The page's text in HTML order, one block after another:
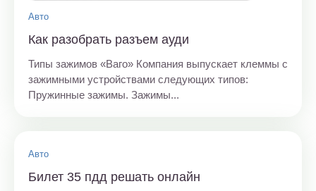
Авто
Как разобрать разъем ауди
Типы зажимов «Ваго» Компания выпускает клеммы с
зажимными устройствами следующих типов:
Пружинные зажимы. Зажимы...
Авто
Билет 35 пдд решать онлайн